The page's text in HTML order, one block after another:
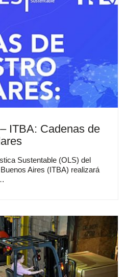
ITBA: Cadenas de
Sustentable (OLS) del
Aires (ITBA) realizará